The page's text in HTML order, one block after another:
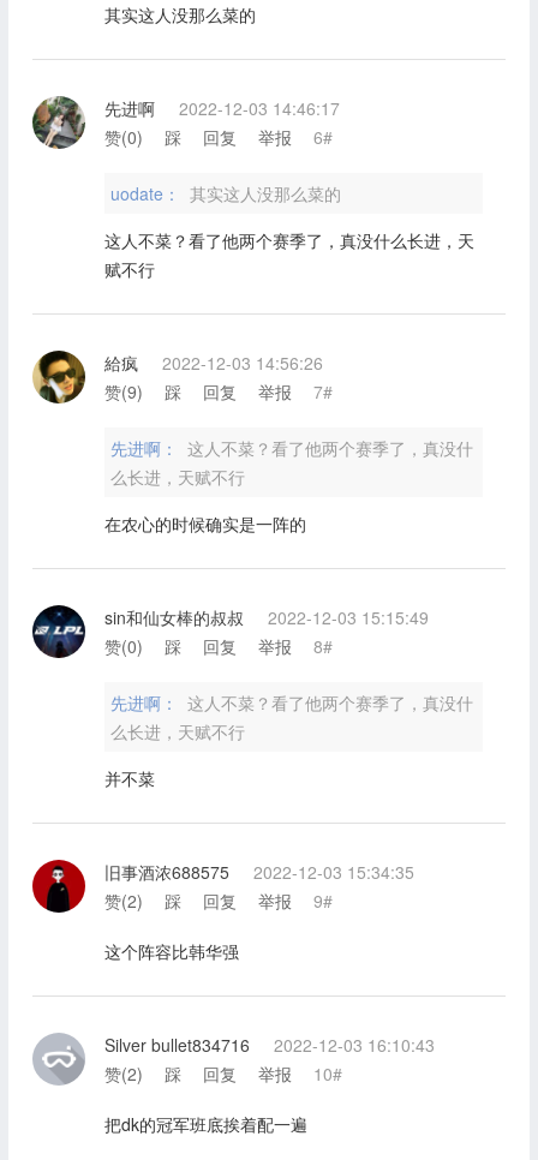
其实这人没那么菜的
先进啊
2022-12-03 14:46:17
赞(0) 踩 回复 举报 6#
uodate：
其实这人没那么菜的
这人不菜？看了他两个赛季了，真没什么长进，天
赋不行
給疯
2022-12-03 14:56:26
赞(9) 踩 回复 举报 7#
先进啊：
这人不菜？看了他两个赛季了，真没什
么长进，天赋不行
在农心的时候确实是一阵的
sin和仙女棒的叔叔
2022-12-03 15:15:49
赞(0) 踩 回复 举报 8#
先进啊：
这人不菜？看了他两个赛季了，真没什
么长进，天赋不行
并不菜
旧事酒浓688575
2022-12-03 15:34:35
赞(2) 踩 回复 举报 9#
这个阵容比韩华强
Silver bullet834716
2022-12-03 16:10:43
赞(2) 踩 回复 举报 10#
把dk的冠军班底挨着配一遍